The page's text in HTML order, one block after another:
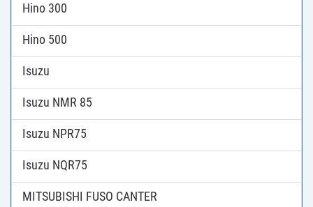
Hino 300
Hino 500
Isuzu
Isuzu NMR 85
Isuzu NPR75
Isuzu NQR75
MITSUBISHI FUSO CANTER